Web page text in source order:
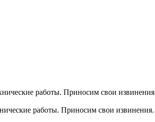
работы. Приносим свои
работы. Приносим свои